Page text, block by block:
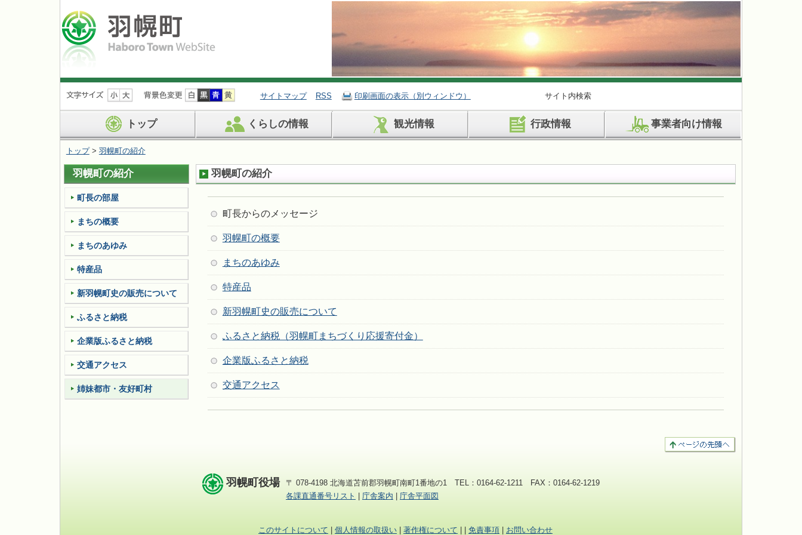
ナ
ビ
ョ
ン
を
飛
ば
す
サイトマップ RSS 印刷画面の表示（別ウィンドウ） サイト内検索
トップ くらしの情報 観光情報 行政情報 事業者向け情報
トップ> 羽幌町の紹介
羽幌町の紹介
町長からのメッセージ
羽幌町の概要
まちのあゆみ
特産品
新羽幌町史の販売について
ふるさと納税（羽幌町まちづくり応援寄付金）
企業版ふるさと納税
交通アクセス
羽幌町の紹介
町長の部屋
まちの概要
まちのあゆみ
特産品
新羽幌町史の販売について
ふるさと納税
企業版ふるさと納税
交通アクセス
姉妹都市・友好町村
羽幌町役場
〒 078-4198 北海道苫前郡羽幌町南町1番地の1 TEL：0164-62-1211 FAX：0164-62-1219
各課直通番号リスト
庁舎案内 庁舎平面図
このサイトについて 個人情報の取扱い| 著作権について 免責事項| お問い合わせ